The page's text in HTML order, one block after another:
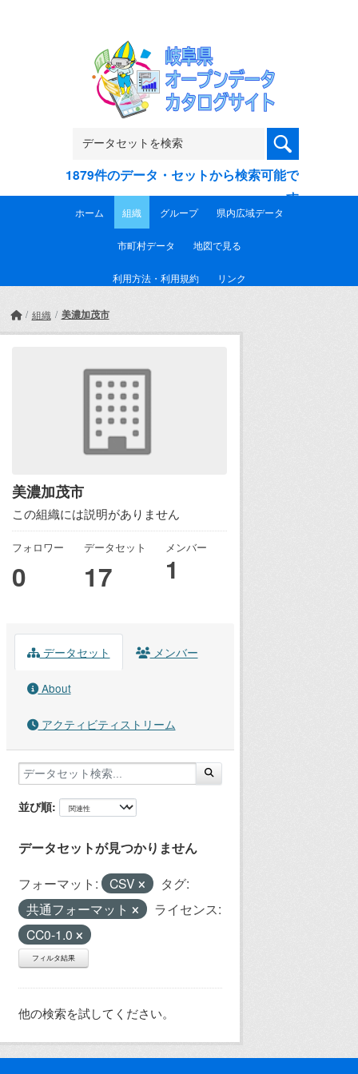
1879件のデータ・セットから検索可能で
す
ホーム 組織 グループ 県内広域データ
市町村データ 地図で見る
利用方法・利用規約 リンク
組織 美濃加茂市
美濃加茂市
この組織には説明がありません
フォロワー
0
データセット
17
メンバー
1
データセット メンバー
About
アクティビティストリーム
並び順
データセットが見つかりません
フォーマット: CSV
タグ:
共通フォーマット
ライセンス:
CC0-1.0
フィルタ結果
他の検索を試してください。